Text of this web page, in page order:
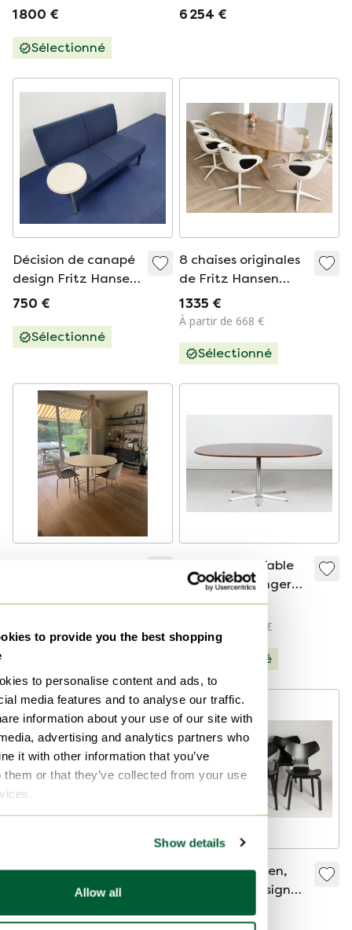
to provide you the best shopping
to personalise content and ads, to
media features and to analyse our traffic.
information about your use of our site with
advertising and analytics partners who
it with other information that you’ve
them or that they’ve collected from your use
Show details
Allow all
1 800 €
Sélectionné
Kofod-Larsen
6 254 €
Décision de canapé
design Fritz Hansen
# Pelikan années 80
750 €
Sélectionné
8 chaises originales
de Fritz Hansen
Design (République
de Fritz Hansen)
1 335 €
À partir de 668 €
Sélectionné
manger Ø130 + 4
Kjærholm
8 950 €
Sélectionné
Super Ellipse Table
de salle à manger
en palissandre
d'Arne Jacobsen
pour Fritz Hansen
2 500 €
À partir de 2 000 €
Sélectionné
Chaise Bachelor de
Verner Panton pour
1 590 €
6 X Fritz Hansen,
Grand Prix Design
1 900 €